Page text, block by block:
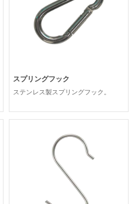
スプリングフック
ステンレス製スプリングフック。